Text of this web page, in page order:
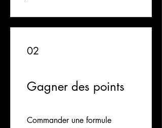
02
Gagner des points
Commander une formule